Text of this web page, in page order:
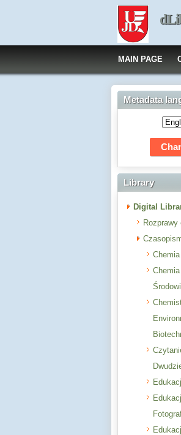
MAIN PAGE
Metadata
Library
Digital
Chemia